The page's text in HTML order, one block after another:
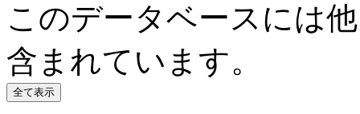
このデータベースには
含まれています。